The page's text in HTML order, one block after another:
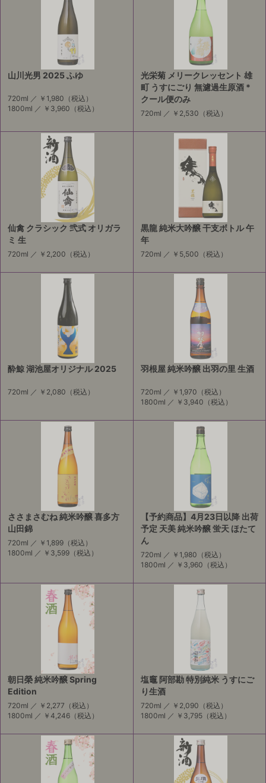
山川光男 2025 ふゆ
720ml ／ ￥1,980 （税込）
1800ml ／ ￥3,960 （税込）
光栄菊 メリークレッセント 雄
町 うすにごり 無濾過生原酒 *
クール便のみ
720ml ／ ￥2,530 （税込）
仙禽 クラシック 弐式 オリガラ
ミ 生
720ml ／ ￥2,200 （税込）
黒龍 純米大吟醸 干支ボトル 午
年
720ml ／ ￥5,500 （税込）
酔鯨 湖池屋オリジナル 2025
720ml ／ ￥2,080 （税込）
羽根屋 純米吟醸 出羽の里 生酒
720ml ／ ￥1,970 （税込）
1800ml ／ ￥3,940 （税込）
ささまさむね 純米吟醸 喜多方
山田錦
720ml ／ ￥1,899 （税込）
1800ml ／ ￥3,599 （税込）
【予約商品】4月23日以降 出荷
予定 天美 純米吟醸 蛍天 ほたて
ん
720ml ／ ￥1,980 （税込）
1800ml ／ ￥3,960 （税込）
朝日榮 純米吟醸 Spring
Edition
720ml ／ ￥2,277 （税込）
1800ml ／ ￥4,246 （税込）
塩竈 阿部勘 特別純米 うすにご
り生酒
720ml ／ ￥2,090 （税込）
1800ml ／ ￥3,795（税込）